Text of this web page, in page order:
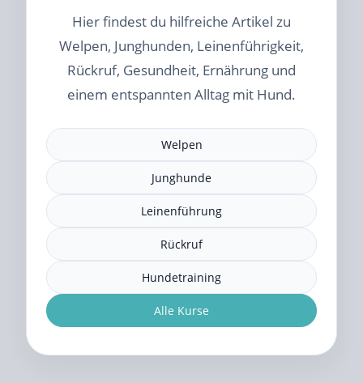
Hier findest du hilfreiche Artikel zu
Welpen, Junghunden, Leinenführigkeit,
Rückruf, Gesundheit, Ernährung und
einem entspannten Alltag mit Hund.
Welpen
Junghunde
Leinenführung
Rückruf
Hundetraining
Alle Kurse